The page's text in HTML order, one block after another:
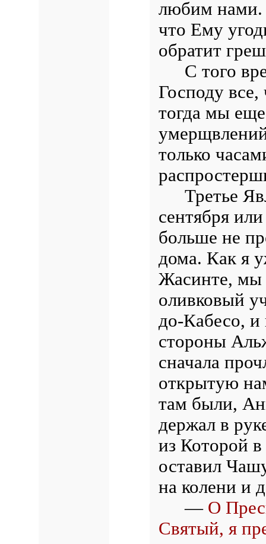
любим нами.
что Ему
обратит
С того
Господу
тогда мы
только
Третье
сентября
больше не
дома. Как я
Жасинте, мы
оливковый
до-Кабесо,
стороны
сначала
открытую
там были,
держал в
из Которой
оставил
на колени и
— О
Святый, я